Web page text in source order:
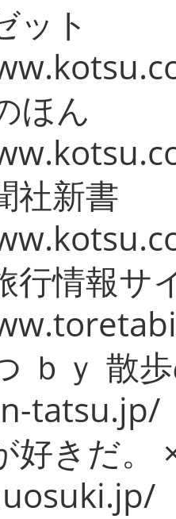
ット
ほん
社新書
行情報サ
ｂｙ 散
tatsu.jp/
好きだ。